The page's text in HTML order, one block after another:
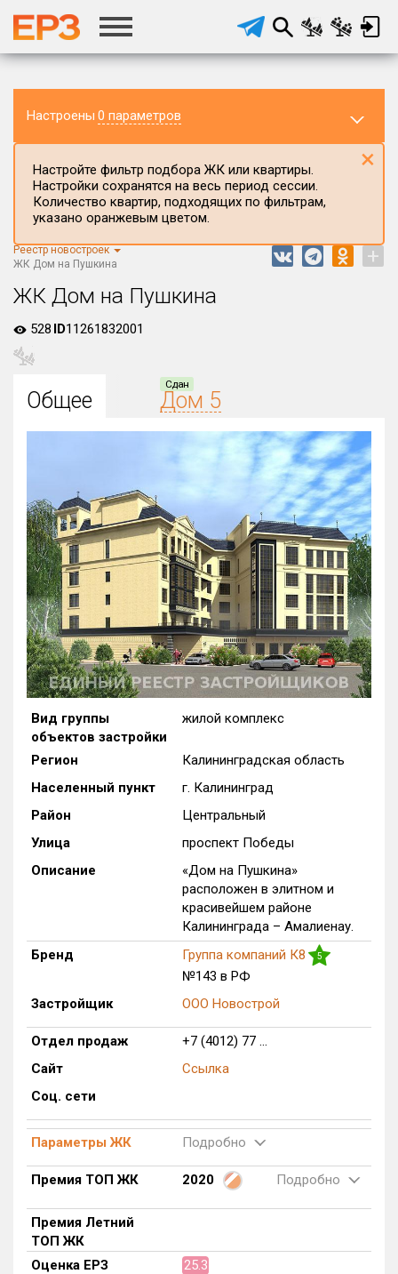
Настроены 0 параметров
Регион ЖК
Все
Населённый пункт
Все
₽/м² млн ₽
Цена
от до
Общая площадь, м²
от до
Срок сдачи
от до
Вид объекта
Только новые
от до
с продажами
Найдено:
Жилых комплексов
Многоквартирных домов
Домов с апартаментами
Поселков таунхаусов
0 из 2
Блокированных домов
0 из 3
Квартир, апартаментов,
блоков в БД
Настройте фильтр подбора ЖК или квартиры.
Настройки сохранятся на весь период сессии.
Количество квартир, подходящих по фильтрам,
указано оранжевым цветом.
×
Реестр новостроек
ЖК Дом на Пушкина
+
ЖК Дом на Пушкина
528 ID11261832001
Общее
Сдан
Дом 5
Вид группы
объектов застройки
жилой комплекс
Регион
Калининградская область
Населенный пункт
г. Калининград
Район
Центральный
Улица
проспект Победы
Описание
«Дом на Пушкина»
расположен в элитном и
красивейшем районе
Калининграда – Амалиенау.
Бренд
Группа компаний К8 5
№143 в РФ
Застройщик
ООО Новострой
Отдел продаж
+7 (4012) 77 ...
Сайт
Ссылка
Соц. сети
Параметры ЖК Подробно
Премия ТОП ЖК 2020 Подробно
Премия Летний
ТОП ЖК
Оценка ЕРЗ
25.3